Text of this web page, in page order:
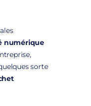
numérique
sorte